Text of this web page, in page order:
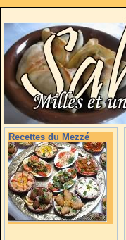
Recettes du Mezzé